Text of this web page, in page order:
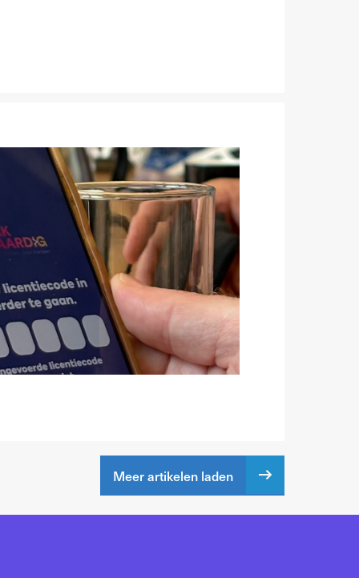
Meer artikelen laden